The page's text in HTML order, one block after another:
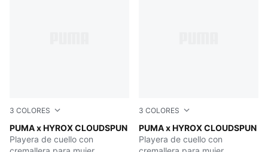
3 COLORES
PUMA x HYROX CLOUDSPUN
Mouse Gray
Playera de cuello con
3 COLORES
PUMA x HYROX CLOUDSPUN
Light Gray Heather
Playera de cuello con